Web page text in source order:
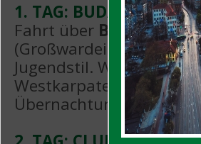
1. TAG: BUDAPEST -
Fahrt über Bors
(Großwardein) mit den
Jugendstil. Weiterfahrt
Westkarpaten nachCluj
Übernachtung.